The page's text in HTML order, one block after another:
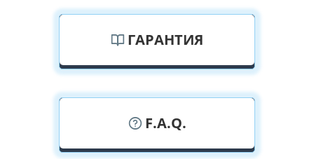
ГАРАНТИЯ
F.A.Q.